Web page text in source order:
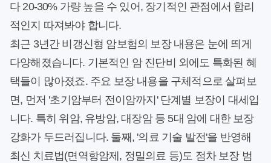
다 20-30% 가량 높을 수 있어, 장기적인 관점에서 합리
적인지 따져봐야 합니다.
최근 3년간 비갱신형 암보험의 보장 내용은 눈에 띄게
다양해졌습니다. 기본적인 암 진단비 외에도 특화된 혜
택들이 많아졌죠. 주요 보장 내용을 구체적으로 살펴보
면, 먼저 '초기암부터 전이암까지' 단계별 보장이 대세입
니다. 특히 위암, 유방암, 대장암 등 5대 암에 대한 보장
강화가 두드러집니다. 둘째, '의료 기술 발전'을 반영해
최신 치료법(면역항암제, 정밀의료 등)도 점차 보장 범